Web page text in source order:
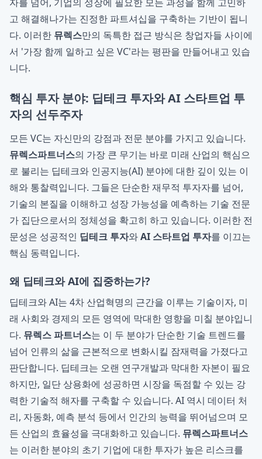
고 해결해나가는 진정한 파트셔십을 구축하는 기반이 됩니
다. 이러한 뮤렉스만의 독특한 접근 방식은 창업자들 사이에
서 '가장 함께 일하고 싶은 VC'라는 평판을 만들어내고 있습
니다.
핵심 투자 분야: 딥테크 투자와 AI 스타트업 투
자의 선두주자
모든 VC는 자신만의 강점과 전문 분야를 가지고 있습니다.
뮤렉스파트너스의 가장 큰 무기는 바로 미래 산업의 핵심으
로 불리는 딥테크와 인공지능(AI) 분야에 대한 깊이 있는 이
해와 통찰력입니다. 그들은 단순한 재무적 투자자를 넘어,
기술의 본질을 이해하고 성장 가능성을 예측하는 기술 전문
가 집단으로서의 정체성을 확고히 하고 있습니다. 이러한 전
문성은 성공적인 딥테크 투자와AI 스타트업 투자를 이끄는
핵심 동력입니다.
왜 딥테크와 AI에 집중하는가?
딥테크와 AI는 4차 산업혁명의 근간을 이루는 기술이자, 미
래 사회와 경제의 모든 영역에 막대한 영향을 미칠 분야입니
다. 뮤렉스 파트너스는 이 두 분야가 단순한 기술 트렌드를
넘어 인류의 삶을 근본적으로 변화시킬 잠재력을 가졌다고
판단합니다. 딥테크는 오랜 연구개발과 막대한 자본이 필요
하지만, 일단 상용화에 성공하면 시장을 독점할 수 있는 강
력한 기술적 해자를 구축할 수 있습니다. AI 역시 데이터 처
리, 자동화, 예측 분석 등에서 인간의 능력을 뛰어넘으며 모
든 산업의 효율성을 극대화하고 있습니다. 뮤렉스파트너스
는 이러한 분야의 초기 기업에 대한 투자가 높은 리스크를